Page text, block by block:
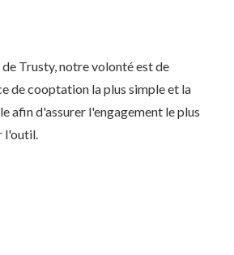
Trusty, notre volonté est de
de cooptation la plus simple et la
afin d'assurer l'engagement le plus
l'outil.